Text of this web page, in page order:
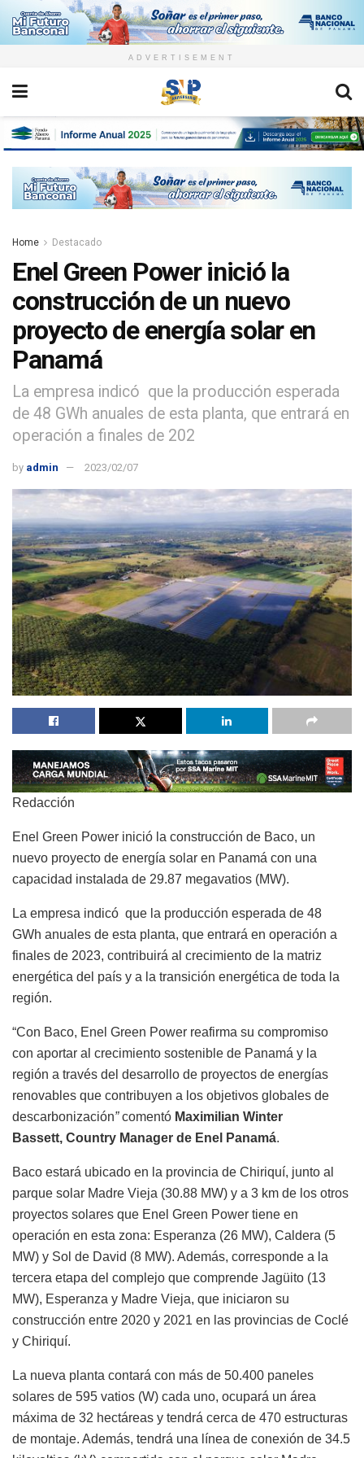
ADVERTISEMENT
Home Destacado
Enel Green Power inició la
construcción de un nuevo
proyecto de energía solar en
Panamá
La empresa indicó que la producción esperada
de 48 GWh anuales de esta planta, que entrará en
operación a finales de 202
by admin 2023/02/07
Redacción
Enel Green Power inició la construcción de Baco, un
nuevo proyecto de energía solar en Panamá con una
capacidad instalada de 29.87 megavatios (MW).
La empresa indicó que la producción esperada de 48
GWh anuales de esta planta, que entrará en operación a
finales de 2023, contribuirá al crecimiento de la matriz
energética del país y a la transición energética de toda la
región.
“Con Baco, Enel Green Power reafirma su compromiso
con aportar al crecimiento sostenible de Panamá y la
región a través del desarrollo de proyectos de energías
renovables que contribuyen a los objetivos globales de
descarbonización”comentó Maximilian Winter
Bassett, Country Manager de Enel Panamá.
Baco estará ubicado en la provincia de Chiriquí, junto al
parque solar Madre Vieja (30.88 MW) y a 3 km de los otros
proyectos solares que Enel Green Power tiene en
operación en esta zona: Esperanza (26 MW), Caldera (5
MW) y Sol de David (8 MW). Además, corresponde a la
tercera etapa del complejo que comprende Jagüito (13
MW), Esperanza y Madre Vieja, que iniciaron su
construcción entre 2020 y 2021 en las provincias de Coclé
y Chiriquí.
La nueva planta contará con más de 50.400 paneles
solares de 595 vatios (W) cada uno, ocupará un área
máxima de 32 hectáreas y tendrá cerca de 470 estructuras
de montaje. Además, tendrá una línea de conexión de 34.5